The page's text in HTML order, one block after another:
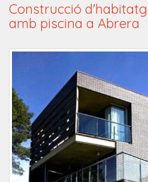
Construcció
amb piscina a Abrera